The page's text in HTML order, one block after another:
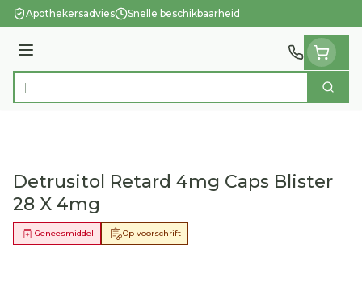
Ga naar de inhoud
Apothekersadvies Snelle beschikbaarheid
Menu
Product, merk, categorie... Zoek
Detrusitol Retard 4mg Caps Blister
28 X 4mg
Op voorschrift
Geneesmiddel